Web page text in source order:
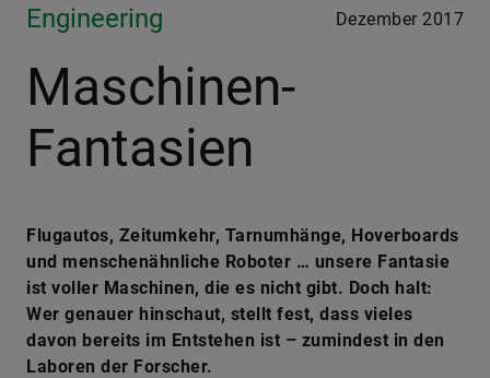
Engineering Dezember 2017
Maschinen-
Fantasien
Flugautos, Zeitumkehr, Tarnumhänge, Hoverboards
und menschenähnliche Roboter … unsere Fantasie
ist voller Maschinen, die es nicht gibt. Doch halt:
Wer genauer hinschaut, stellt fest, dass vieles
davon bereits im Entstehen ist – zumindest in den
Laboren der Forscher.